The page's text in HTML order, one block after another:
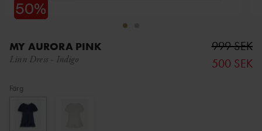
MY AURORA PINK
Linn Dress - Indigo
999 SEK
500 SEK
Färg